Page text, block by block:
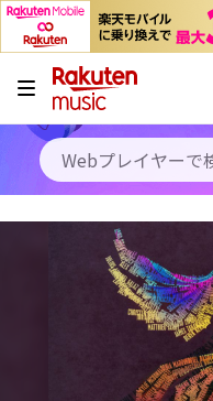
キャンペーン
料金プラン
使い方
初回30日間無料お試し